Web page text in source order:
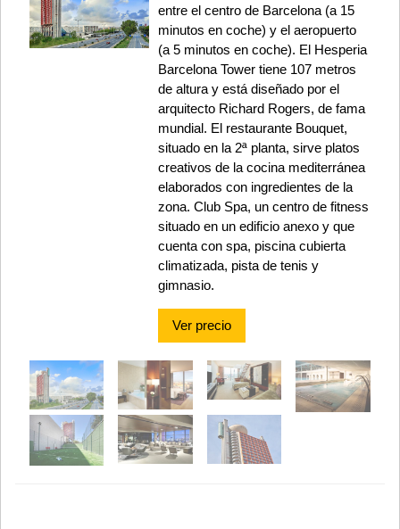
entre el centro de Barcelona (a 15
minutos en coche) y el aeropuerto
(a 5 minutos en coche). El Hesperia
Barcelona Tower tiene 107 metros
de altura y está diseñado por el
arquitecto Richard Rogers, de fama
mundial. El restaurante Bouquet,
situado en la 2ª planta, sirve platos
creativos de la cocina mediterránea
elaborados con ingredientes de la
zona. Club Spa, un centro de fitness
situado en un edificio anexo y que
cuenta con spa, piscina cubierta
climatizada, pista de tenis y
gimnasio.
Ver precio